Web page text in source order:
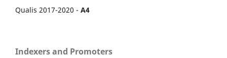
Qualis 2017-2020 - A4
Indexers and Promoters